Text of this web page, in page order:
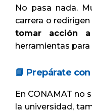
No pasa nada.
carrera o
tomar acción
herramientas
📘 Prepárate
En CONAMAT no
la universidad,